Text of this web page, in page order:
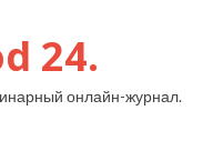
24.
онлайн-журнал.